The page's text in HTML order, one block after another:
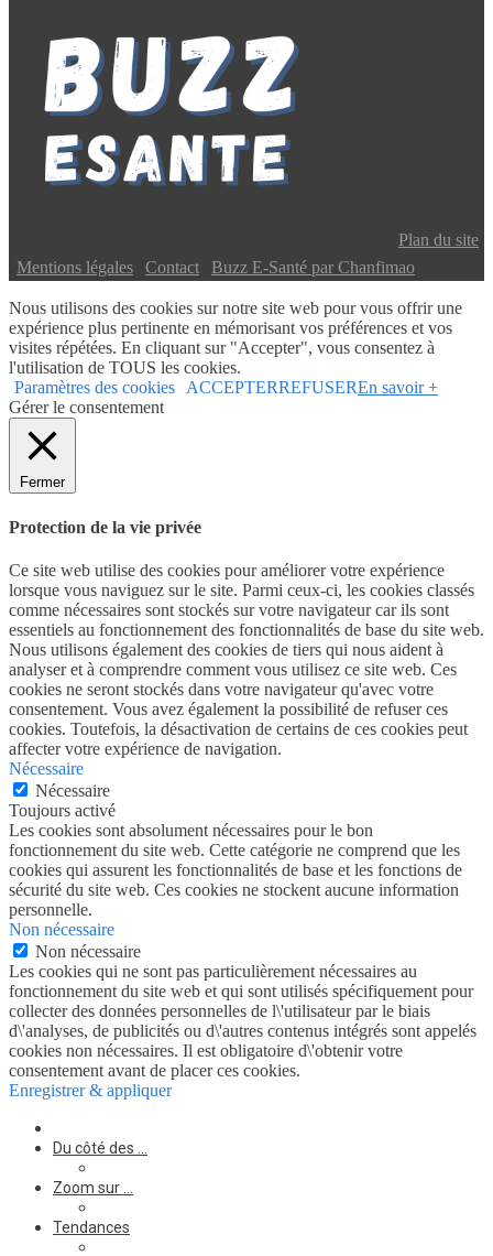
Plan du site
Mentions légales Contact Buzz E-Santé par Chanfimao
Nous utilisons des cookies sur notre site web pour vous offrir une
expérience plus pertinente en mémorisant vos préférences et vos
visites répétées. En cliquant sur "Accepter", vous consentez à
l'utilisation de TOUS les cookies.
Paramètres des cookies ACCEPTERREFUSEREn savoir +
Gérer le consentement
Fermer
Protection de la vie privée
Ce site web utilise des cookies pour améliorer votre expérience
lorsque vous naviguez sur le site. Parmi ceux-ci, les cookies classés
comme nécessaires sont stockés sur votre navigateur car ils sont
essentiels au fonctionnement des fonctionnalités de base du site web.
Nous utilisons également des cookies de tiers qui nous aident à
analyser et à comprendre comment vous utilisez ce site web. Ces
cookies ne seront stockés dans votre navigateur qu'avec votre
consentement. Vous avez également la possibilité de refuser ces
cookies. Toutefois, la désactivation de certains de ces cookies peut
affecter votre expérience de navigation.
Nécessaire
Nécessaire
Toujours activé
Les cookies sont absolument nécessaires pour le bon
fonctionnement du site web. Cette catégorie ne comprend que les
cookies qui assurent les fonctionnalités de base et les fonctions de
sécurité du site web. Ces cookies ne stockent aucune information
personnelle.
Non nécessaire
Non nécessaire
Les cookies qui ne sont pas particulièrement nécessaires au
fonctionnement du site web et qui sont utilisés spécifiquement pour
collecter des données personnelles de l\'utilisateur par le biais
d\'analyses, de publicités ou d\'autres contenus intégrés sont appelés
cookies non nécessaires. Il est obligatoire d\'obtenir votre
consentement avant de placer ces cookies.
Enregistrer & appliquer
Du côté des …
Zoom sur …
Tendances